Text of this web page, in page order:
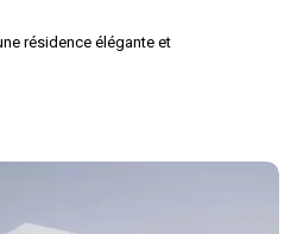
résidence élégante et